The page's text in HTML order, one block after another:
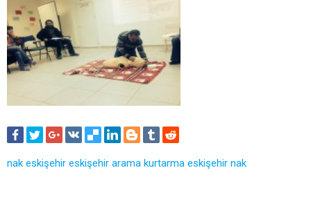
nak eskişehir eskişehir arama kurtarma eskişehir nak